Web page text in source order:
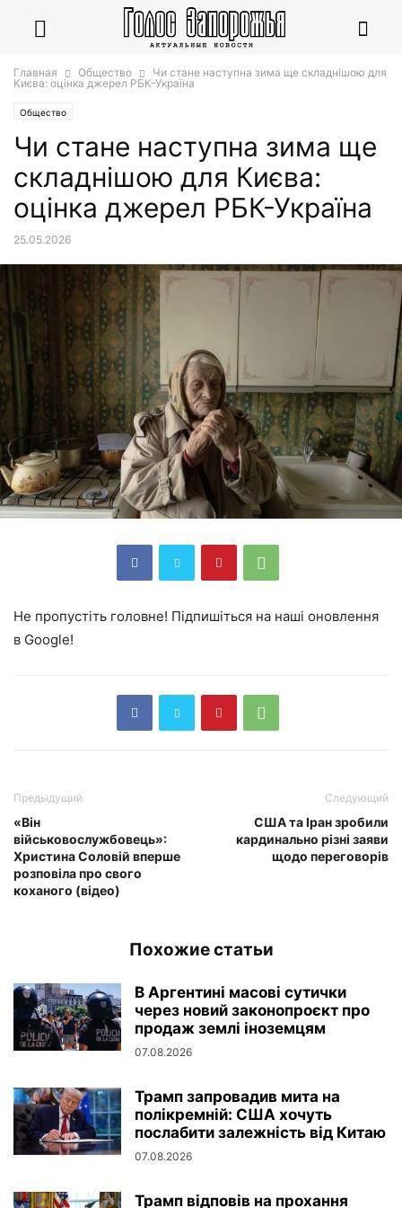
Главная Общество
Чи стане наступна зима ще складнішою для
Києва: оцінка джерел РБК-Україна
Общество
Чи стане наступна зима ще
складнішою для Києва:
оцінка джерел РБК-Україна
25.05.2026
Не пропустіть головне! Підпишіться на наші оновлення
в Google!
Предыдущий
«Він
військовослужбовець»:
Христина Соловій вперше
розповіла про свого
коханого (відео)
Следующий
США та Іран зробили
кардинально різні заяви
щодо переговорів
Похожие статьи
В Аргентині масові сутички
через новий законопроєкт про
продаж землі іноземцям
07.08.2026
Трамп запровадив мита на
полікремній: США хочуть
послабити залежність від Китаю
07.08.2026
Трамп відповів на прохання